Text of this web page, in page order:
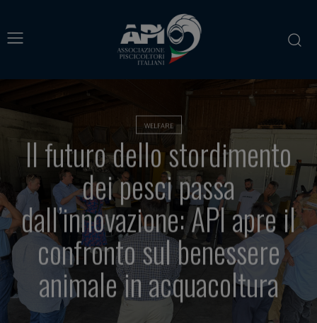
WELFARE
Il futuro dello stordimento
dei pesci passa
dall’innovazione: API apre il
confronto sul benessere
animale in acquacoltura